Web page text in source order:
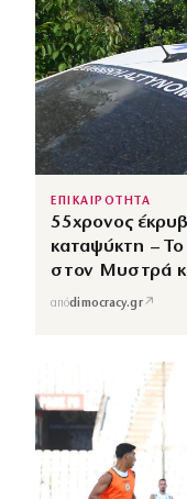
ΕΠΙΚΑΙΡΟΤΗΤΑ
55χρονος
καταψύκτη –
στον Μυστρά
απόdimocracy.gr↗